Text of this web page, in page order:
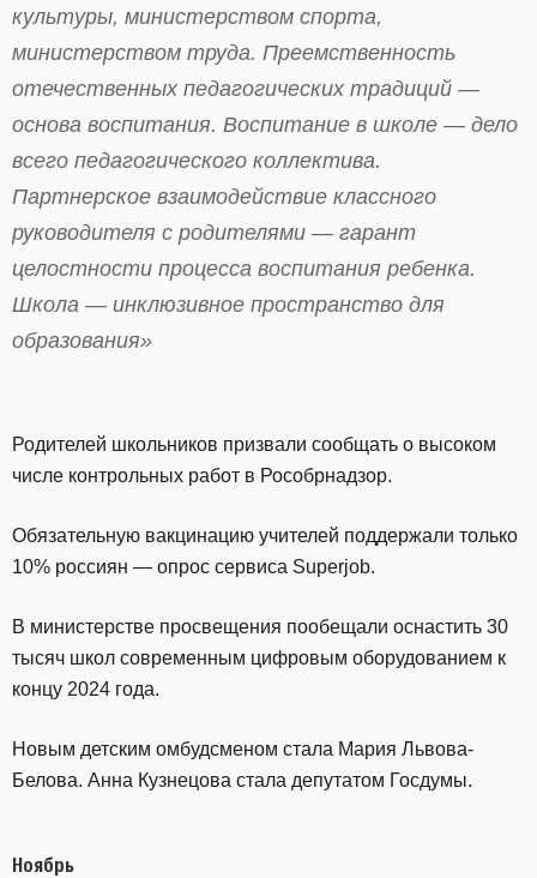
культуры, министерством спорта,
министерством труда. Преемственность
отечественных педагогических традиций —
основа воспитания. Воспитание в школе — дело
всего педагогического коллектива.
Партнерское взаимодействие классного
руководителя с родителями — гарант
целостности процесса воспитания ребенка.
Школа — инклюзивное пространство для
образования»
Родителей школьников призвали сообщать о высоком
числе контрольных работ в Рособрнадзор.
Обязательную вакцинацию учителей поддержали только
10% россиян — опрос сервиса Superjob.
В министерстве просвещения пообещали оснастить 30
тысяч школ современным цифровым оборудованием к
концу 2024 года.
Новым детским омбудсменом стала Мария Львова-
Белова. Анна Кузнецова стала депутатом Госдумы.
Ноябрь